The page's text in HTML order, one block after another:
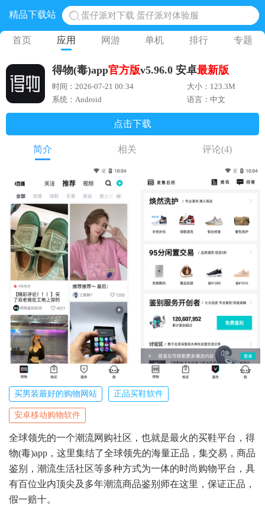
精品下载站
蛋仔派对下载 蛋仔派对体验服
奥特曼王者传奇 正版奥特曼游戏
网易光遇手游正版 点亮星空共庆周年
黎明觉醒生机腾讯正版 黎明觉醒生机国际服
首页 应用 网游 单机 排行 专题
得物(毒)app官方版v5.96.0 安卓最新版
时间：2026-07-21 00:34
大小：123.3M
系统：Android
语言：中文
点击下载
简介 相关 评论(4)
买男装最好的购物网站 正品买鞋软件
安卓移动购物软件
全球领先的一个潮流网购社区，也就是最火的买鞋平台，得
物(毒)app，这里集结了全球领先的海量正品，集交易，商品
鉴别，潮流生活社区等多种方式为一体的时尚购物平台，具
有百位业内顶尖及多年潮流商品鉴别师在这里，保证正品，
假一赔十。